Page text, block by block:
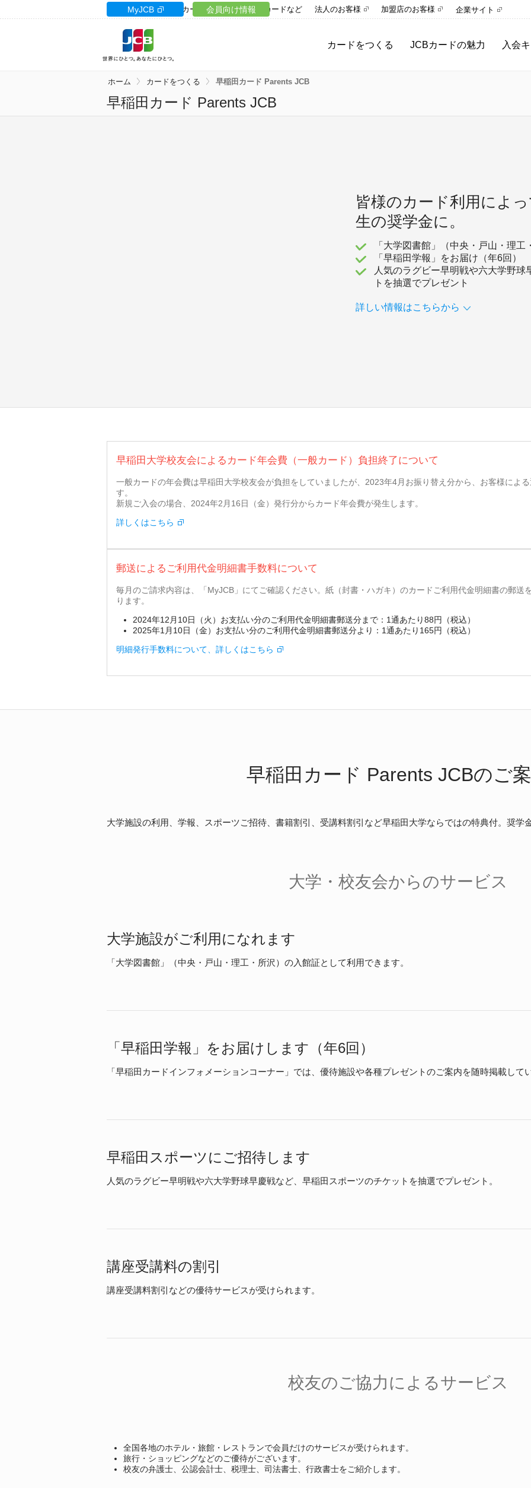
カードサイト
カードをつくる JCBカードの魅力 入会
カードローン ギフトカードなど 法人のお客様 加盟店のお客様 企業サイト
会員向け情報
MyJCB
ホーム カードをつくる 早稲田カード Parents JCB
早稲田カード Parents JCB
皆様のカード利用によ
生の奨学金に。
「大学図書館」（中央・戸山・理
「早稲田学報」をお届け（年6回）
人気のラグビー早明戦や六大学野
トを抽選でプレゼント
詳しい情報はこちらから
早稲田大学校友会によるカード年会費（一般カード）負担終了について
一般カードの年会費は早稲田大学校友会が負担をしていましたが、2023年4月お振り替え分から、お客様によ
す。
新規ご入会の場合、2024年2月16日（金）発行分からカード年会費が発生します。
詳しくはこちら
郵送によるご利用代金明細書手数料について
毎月のご請求内容は、「MyJCB」にてご確認ください。紙（封書・ハガキ）のカードご利用代金明細書の郵送
ります。
2024年12月10日（火）お支払い分のご利用代金明細書郵送分まで：1通あたり88円（税込）
2025年1月10日（金）お支払い分のご利用代金明細書郵送分より：1通あたり165円（税込）
明細発行手数料について、詳しくはこちら
早稲田カード Parents JCBのご
大学施設の利用、学報、スポーツご招待、書籍割引、受講料割引など早稲田大学ならではの特典付。奨学
大学・校友会からのサービス
大学施設がご利用になれます
「大学図書館」（中央・戸山・理工・所沢）の入館証として利用できます。
「早稲田学報」をお届けします（年6回）
「早稲田カードインフォメーションコーナー」では、優待施設や各種プレゼントのご案内を随時掲載して
早稲田スポーツにご招待します
人気のラグビー早明戦や六大学野球早慶戦など、早稲田スポーツのチケットを抽選でプレゼント。
講座受講料の割引
講座受講料割引などの優待サービスが受けられます。
校友のご協力によるサービス
全国各地のホテル・旅館・レストランで会員だけのサービスが受けられます。
旅行・ショッピングなどのご優待がございます。
校友の弁護士、公認会計士、税理士、司法書士、行政書士をご紹介します。